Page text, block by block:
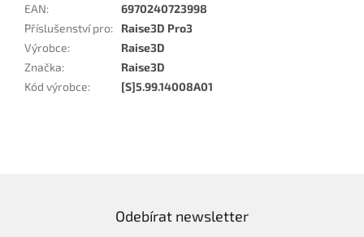
EAN:
6970240723998
Příslušenství pro:
Raise3D Pro3
Výrobce:
Raise3D
Značka:
Raise3D
Kód výrobce: [S]5.99.14008A01
Odebírat newsletter